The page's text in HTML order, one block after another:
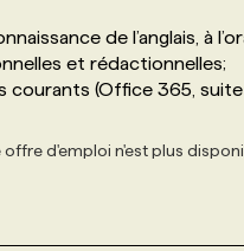
de l’anglais, à
et rédactionnelles;
(Office 365, suite
offre d'emploi n'est plus